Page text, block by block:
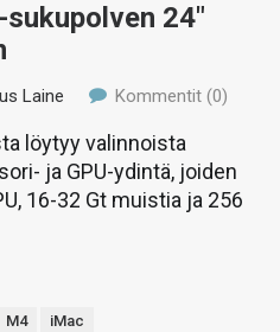
24″
Laine Kommentit (0)
löytyy valinnoista
ja GPU-ydintä, joiden
16-32 Gt muistia ja 256
M4 iMac